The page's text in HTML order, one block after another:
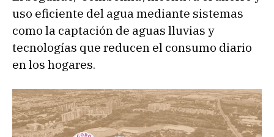
uso eficiente del agua mediante sistemas
como la captación de aguas lluvias y
tecnologías que reducen el consumo diario
en los hogares.